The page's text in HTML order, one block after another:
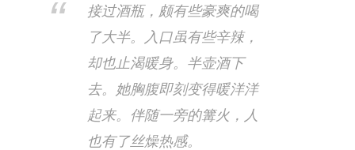
接过酒瓶，颇有些豪爽的喝
了大半。入口虽有些辛辣，
却也止渴暖身。半壶酒下
去。她胸腹即刻变得暖洋洋
起来。伴随一旁的篝火，人
也有了丝燥热感。